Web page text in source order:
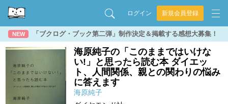
ログイン 新規会員登録
NEW 「ブクログ・ブック第二弾」制作決定＆掲載する感想大募集！
海原純子の「このままではいけな
い!」と思ったら読む本 ダイエッ
ト、人間関係、親との関わりの悩み
に答えます
海原純子